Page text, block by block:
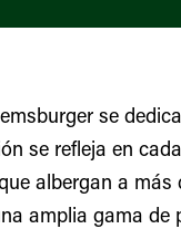
se
se refleja en
albergan a más
amplia gama